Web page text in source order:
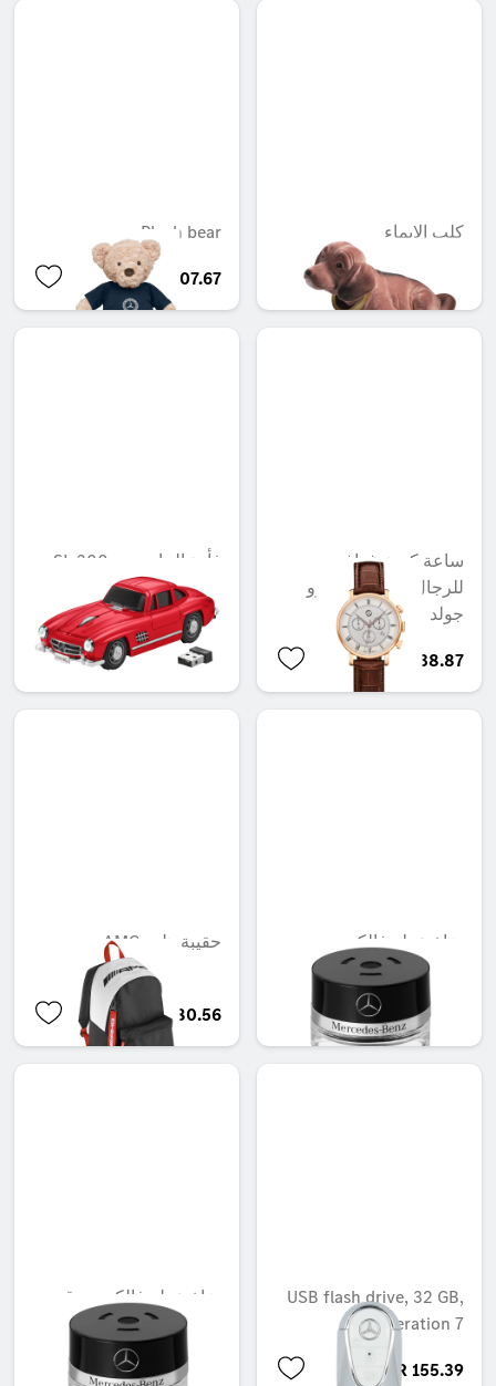
كلب الإيماء
QAR 308.45
Plush bear
QAR 407.67
ساعة كرونوغراف
للرجال، كلاسيك ريترو
جولد
QAR 2,338.87
فأرة الحاسوب، SL 300،
QAR 194.16
بخاخ عطر فالكون،
GINGERY MOOD
QAR 566.88
حقيبة ظهر AMG
QAR 380.56
USB flash drive, 32 GB,
Generation 7
QAR 155.39
بخاخ عطر فالكون، رقم
QAR 566.88